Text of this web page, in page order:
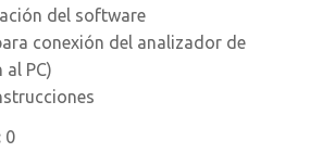
del software
conexión del analizador de
PC)
0